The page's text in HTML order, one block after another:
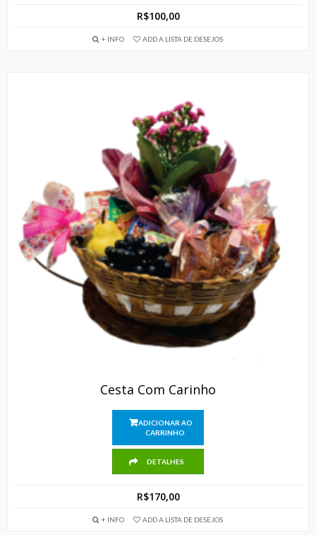
R$100,00
+ INFO ADD A LISTA DE DESEJOS
Cesta Com Carinho
ADICIONAR AO
CARRINHO
DETALHES
R$170,00
+ INFO ADD A LISTA DE DESEJOS